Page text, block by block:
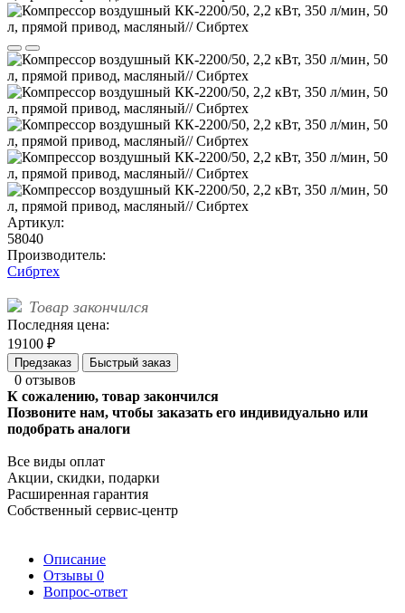
Артикул:
58040
Производитель:
Сибртех
Товар закончился
Последняя цена:
19100 ₽
Предзаказ Быстрый заказ
0 отзывов
К сожалению, товар закончился
Позвоните нам, чтобы заказать его индивидуально или
подобрать аналоги
Все виды оплат
Акции, скидки, подарки
Расширенная гарантия
Собственный сервис-центр
Описание
Отзывы 0
Вопрос-ответ